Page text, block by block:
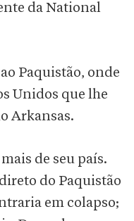
da National
Paquistão, onde
Unidos que lhe
Arkansas.
de seu país.
do Paquistão
em colapso;